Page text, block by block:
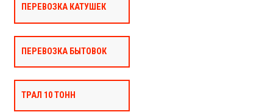
ПЕРЕВОЗКА КАТУШЕК
ПЕРЕВОЗКА БЫТОВОК
ТРАЛ 10 ТОНН